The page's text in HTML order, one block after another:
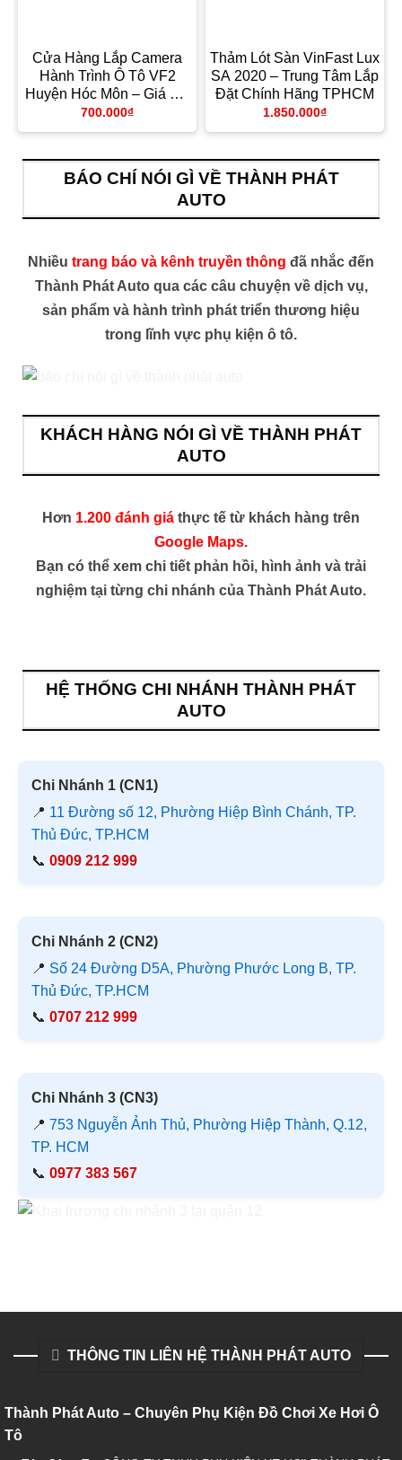
Cửa Hàng Lắp Camera
Hành Trình Ô Tô VF2
Huyện Hóc Môn – Giá Tốt
TPHCM
700.000₫
Thảm Lót Sàn VinFast Lux
SA 2020 – Trung Tâm Lắp
Đặt Chính Hãng TPHCM
1.850.000₫
BÁO CHÍ NÓI GÌ VỀ THÀNH PHÁT
AUTO
Nhiều trang báo và kênh truyền thông đã nhắc đến
Thành Phát Auto qua các câu chuyện về dịch vụ,
sản phẩm và hành trình phát triển thương hiệu
trong lĩnh vực phụ kiện ô tô.
KHÁCH HÀNG NÓI GÌ VỀ THÀNH PHÁT
AUTO
Hơn 1.200 đánh giá thực tế từ khách hàng trên
Google Maps.
Bạn có thể xem chi tiết phản hồi, hình ảnh và trải
nghiệm tại từng chi nhánh của Thành Phát Auto.
HỆ THỐNG CHI NHÁNH THÀNH PHÁT
AUTO
Chi Nhánh 1 (CN1)
📍 11 Đường số 12, Phường Hiệp Bình Chánh, TP.
Thủ Đức, TP.HCM
📞 0909 212 999
Chi Nhánh 2 (CN2)
📍 Số 24 Đường D5A, Phường Phước Long B, TP.
Thủ Đức, TP.HCM
📞 0707 212 999
Chi Nhánh 3 (CN3)
📍 753 Nguyễn Ảnh Thủ, Phường Hiệp Thành, Q.12,
TP. HCM
📞 0977 383 567
THÔNG TIN LIÊN HỆ THÀNH PHÁT AUTO
Thành Phát Auto – Chuyên Phụ Kiện Đồ Chơi Xe Hơi Ô
Tô